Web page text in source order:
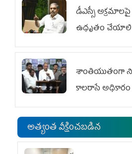
డీఎస్సీ
ఉధృతం చేయాలి
శాంతియుతంగా
కాలరాసే అధికారం
అత్యంత వీక్షించబడిన